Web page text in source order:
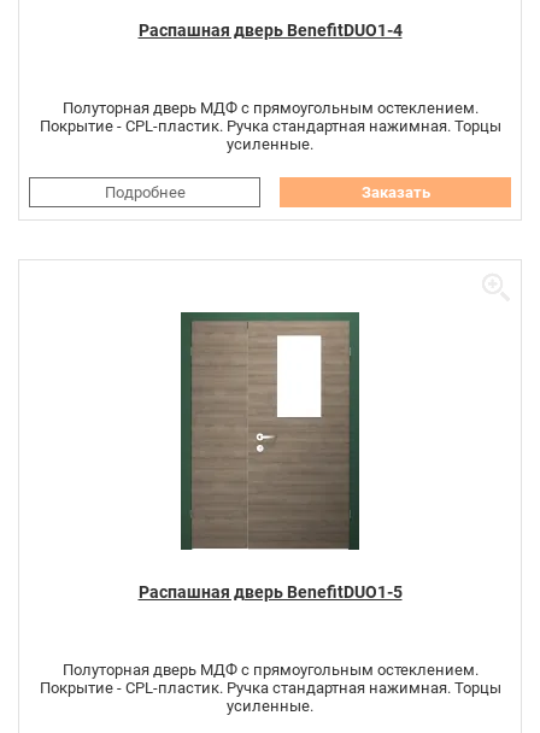
Распашная дверь BenefitDUO1-4
Полуторная дверь МДФ с прямоугольным остеклением.
Покрытие - CPL-пластик. Ручка стандартная нажимная. Торцы
усиленные.
Подробнее Заказать
Распашная дверь BenefitDUO1-5
Полуторная дверь МДФ с прямоугольным остеклением.
Покрытие - CPL-пластик. Ручка стандартная нажимная. Торцы
усиленные.